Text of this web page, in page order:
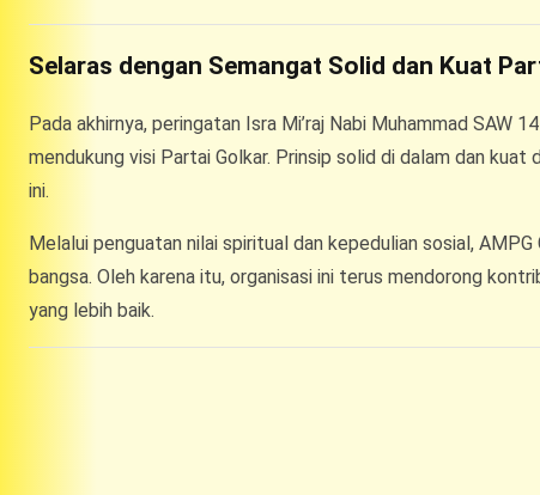
Selaras dengan Semangat Solid dan Kuat
Pada akhirnya, peringatan Isra Mi’raj Nabi Muhammad SAW
mendukung visi Partai Golkar. Prinsip solid di dalam dan
ini.
Melalui penguatan nilai spiritual dan kepedulian sosial,
bangsa. Oleh karena itu, organisasi ini terus mendorong
yang lebih baik.